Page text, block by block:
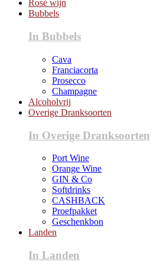
Rosé wijn
Bubbels
In Bubbels
Cava
Franciacorta
Prosecco
Champagne
Alcoholvrij
Overige Dranksoorten
In Overige Dranksoorten
Port Wine
Orange Wine
GIN & Co
Softdrinks
CASHBACK
Proefpakket
Geschenkbon
Landen
In Landen